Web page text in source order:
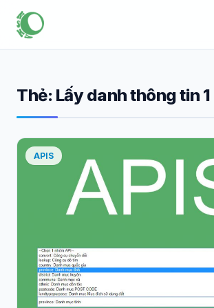
Thẻ: Lấy danh thông tin
APIS